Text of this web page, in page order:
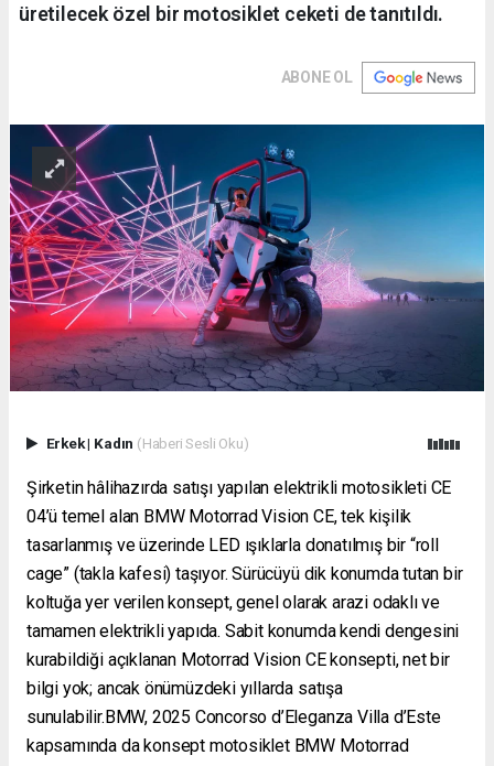
üretilecek özel bir motosiklet ceketi de tanıtıldı.
ABONE OL
Erkek| Kadın (Haberi Sesli Oku)
Şirketin hâlihazırda satışı yapılan elektrikli motosikleti CE
04’ü temel alan BMW Motorrad Vision CE, tek kişilik
tasarlanmış ve üzerinde LED ışıklarla donatılmış bir “roll
cage” (takla kafesi) taşıyor. Sürücüyü dik konumda tutan bir
koltuğa yer verilen konsept, genel olarak arazi odaklı ve
tamamen elektrikli yapıda. Sabit konumda kendi dengesini
kurabildiği açıklanan Motorrad Vision CE konsepti, net bir
bilgi yok; ancak önümüzdeki yıllarda satışa
sunulabilir.BMW, 2025 Concorso d’Eleganza Villa d’Este
kapsamında da konsept motosiklet BMW Motorrad